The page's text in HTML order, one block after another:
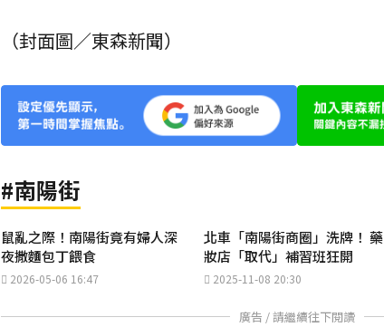
（封面圖／東森新聞）
#南陽街
鼠亂之際！南陽街竟有婦人深
夜撒麵包丁餵食
2026-05-06 16:47
北車「南陽街商圈」洗牌！ 藥
妝店「取代」補習班狂開
2025-11-08 20:30
廣告 / 請繼續往下閱讀